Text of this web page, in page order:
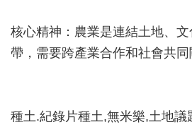
核心精神：農業是連結土地、
帶，需要跨產業合作和社會共同
種土.紀錄片種土,無米樂,土地議